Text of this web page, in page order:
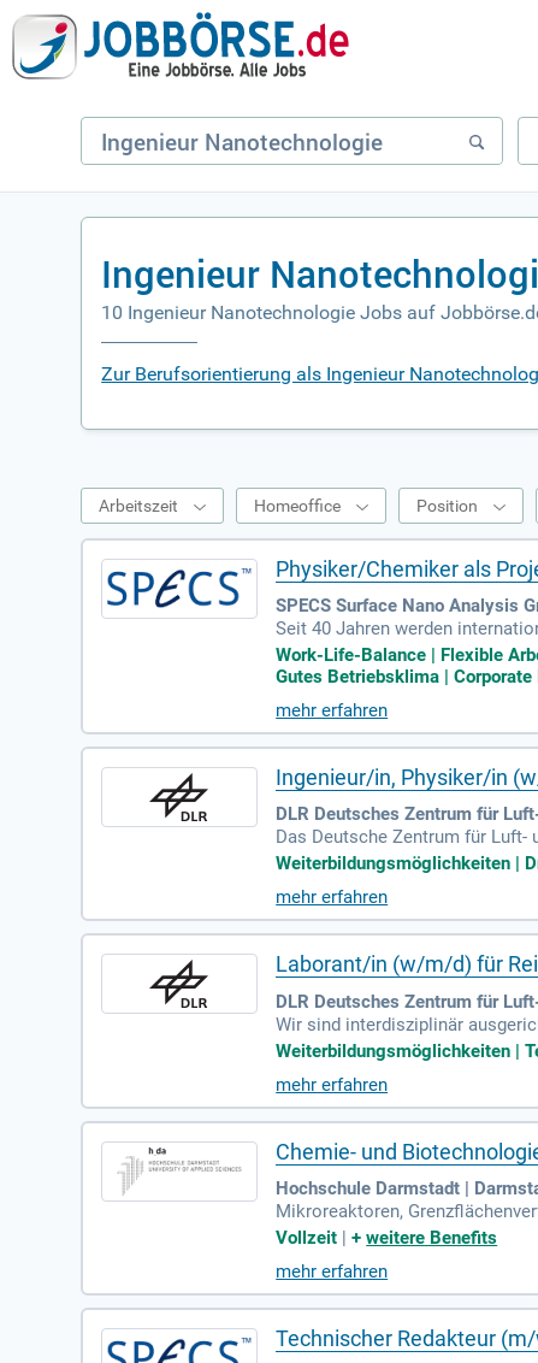
Ingenieur
10 Ingenieur Nanotechnologie Jobs auf
Zur Berufsorientierung als Ingenieur
Arbeitszeit Homeoffice Position
Physiker/Chemiker als
SPECS Surface Nano Analysis
Seit 40 Jahren werden
zelnen Komponenten und
Work-Life-Balance | Flexible
Gutes Betriebsklima |
mehr erfahren
Ingenieur/in, Physiker/in
DLR Deutsches Zentrum für
Das Deutsche Zentrum für
erter Dampfzellen. Die Stelle
2.000 Mitarbeitenden aus 100
derungen aktiv angehen.
Weiterbildungsmöglichkeiten |
mehr erfahren
Laborant/in (w/m/d) für
DLR Deutsches Zentrum für
Wir sind interdisziplinär
erung.
Weiterbildungsmöglichkeiten |
mehr erfahren
Chemie- und
Hochschule Darmstadt |
Mikroreaktoren,
lt. Die Dualen Studienmodelle
Vollzeit |+weitere Benefits
mehr erfahren
Technischer Redakteur